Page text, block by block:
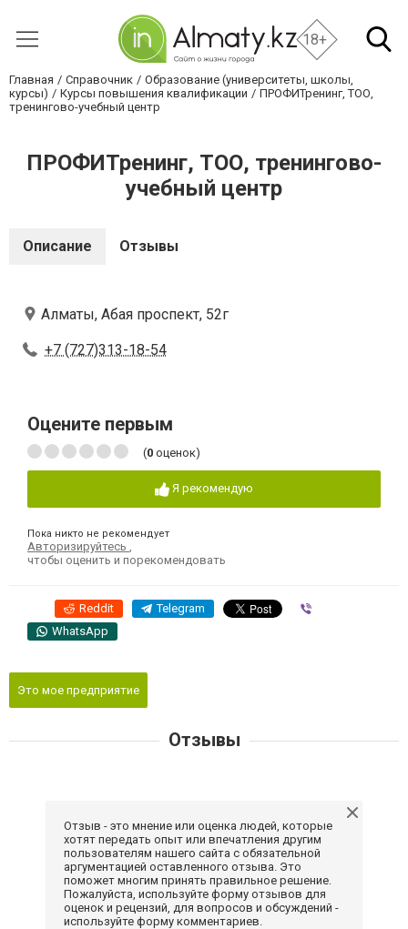
18+
Главная Справочник
Образование (университеты, школы,
курсы)
Курсы повышения квалификации
ПРОФИТренинг, ТОО,
тренингово-учебный центр
ПРОФИТренинг, ТОО, тренингово-
учебный центр
Описание Отзывы
Алматы, Абая проспект, 52г
+7 (727)313-18-54
Оцените первым
(0 оценок)
Я рекомендую
Пока никто не рекомендует
Авторизируйтесь
чтобы оценить и порекомендовать
Reddit Telegram
WhatsApp
Это мое предприятие
Отзывы
Отзыв - это мнение или оценка людей, которые
хотят передать опыт или впечатления другим
пользователям нашего сайта с обязательной
аргументацией оставленного отзыва. Это
поможет многим принять правильное решение.
Пожалуйста, используйте форму отзывов для
оценок и рецензий, для вопросов и обсуждений -
используйте форму комментариев.